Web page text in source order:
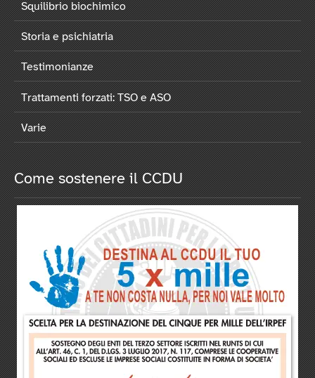
Squilibrio biochimico
Storia e psichiatria
Testimonianze
Trattamenti forzati: TSO e ASO
Varie
Come sostenere il CCDU